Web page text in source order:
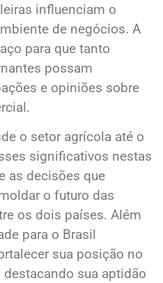
influenciam o
de negócios. A
para que tanto
possam
e opiniões sobre
o setor agrícola até o
significativos nestas
as decisões que
o futuro das
os dois países. Além
para o Brasil
sua posição no
sua aptidão